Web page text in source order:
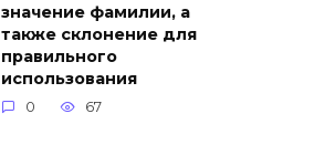
значение фамилии, а
также склонение для
правильного
использования
0 67